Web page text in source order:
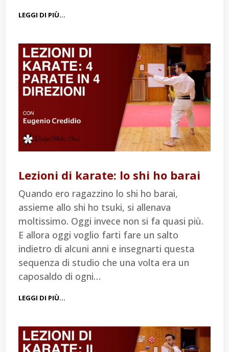
LEGGI DI PIÙ…
Lezioni di karate: lo shi ho barai
Quando ero ragazzino lo shi ho barai,
assieme allo shi ho tsuki, si allenava
moltissimo. Oggi invece non si fa quasi più.
E allora oggi voglio farti fare un salto
indietro di alcuni anni e insegnarti questa
sequenza di studio che una volta era un
caposaldo di ogni…
LEGGI DI PIÙ…